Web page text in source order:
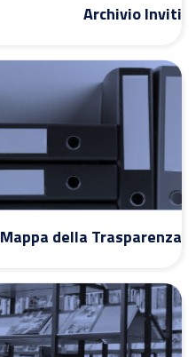
Archivio Inviti
Mappa della Trasparenza